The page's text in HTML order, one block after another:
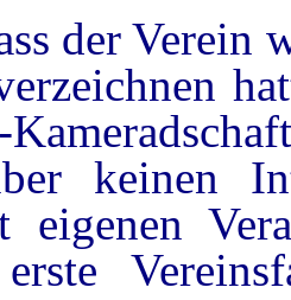
der Verein
keinen
eigenen